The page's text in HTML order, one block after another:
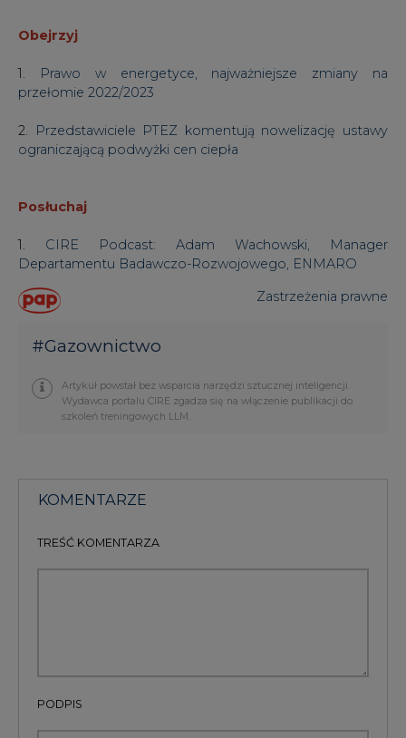
Obejrzyj
1.
Prawo w energetyce, najważniejsze zmiany na
przełomie 2022/2023
2.
Przedstawiciele PTEZ komentują nowelizację ustawy
ograniczającą podwyżki cen ciepła
Posłuchaj
1. CIRE Podcast: Adam Wachowski, Manager
Departamentu Badawczo-Rozwojowego, ENMARO
Zastrzeżenia prawne
#Gazownictwo
Artykuł powstał bez wsparcia narzędzi sztucznej inteligencji.
Wydawca portalu CIRE zgadza się na włączenie publikacji do
szkoleń treningowych LLM.
KOMENTARZE
TREŚĆ KOMENTARZA
PODPIS